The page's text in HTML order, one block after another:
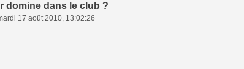
domine dans le club ?
17 août 2010, 13:02:26